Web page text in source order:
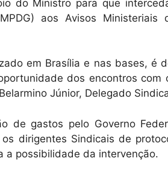
do Ministro para que
aos Avisos
em Brasília e nas bases, é
dos encontros com
Júnior, Delegado
de gastos pelo Governo
dirigentes Sindicais de
a possibilidade da intervenção.